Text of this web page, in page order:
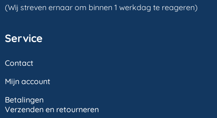
(Wij streven ernaar om binnen 1 werkdag te reageren)
Service
Contact
Mijn account
Betalingen
Verzenden en retourneren